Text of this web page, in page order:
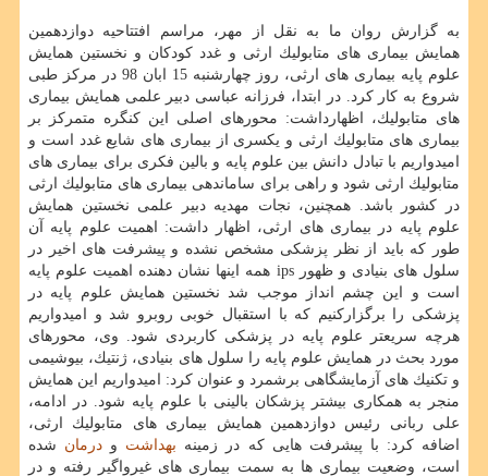
به گزارش روان ما به نقل از مهر، مراسم افتتاحیه دوازدهمین
همایش بیماری های متابولیك ارثی و غدد كودكان و نخستین همایش
علوم پایه بیماری های ارثی، روز چهارشنبه 15 ابان 98 در مركز طبی
شروع به كار كرد. در ابتدا، فرزانه عباسی دبیر علمی همایش بیماری
های متابولیك، اظهارداشت: محورهای اصلی این كنگره متمركز بر
بیماری های متابولیك ارثی و یكسری از بیماری های شایع غدد است و
امیدواریم با تبادل دانش بین علوم پایه و بالین فكری برای بیماری های
متابولیك ارثی شود و راهی برای ساماندهی بیماری های متابولیك ارثی
در كشور باشد. همچنین، نجات مهدیه دبیر علمی نخستین همایش
علوم پایه در بیماری های ارثی، اظهار داشت: اهمیت علوم پایه آن
طور كه باید از نظر پزشكی مشخص نشده و پیشرفت های اخیر در
سلول های بنیادی و ظهور ips همه اینها نشان دهنده اهمیت علوم پایه
است و این چشم انداز موجب شد نخستین همایش علوم پایه در
پزشكی را برگزاركنیم كه با استقبال خوبی روبرو شد و امیدواریم
هرچه سریعتر علوم پایه در پزشكی كاربردی شود. وی، محورهای
مورد بحث در همایش علوم پایه را سلول های بنیادی، ژنتیك، بیوشیمی
و تكنیك های آزمایشگاهی برشمرد و عنوان كرد: امیدواریم این همایش
منجر به همكاری بیشتر پزشكان بالینی با علوم پایه شود. در ادامه،
علی ربانی رئیس دوازدهمین همایش بیماری های متابولیك ارثی،
اضافه كرد: با پیشرفت هایی كه در زمینه بهداشت و درمان شده
است، وضعیت بیماری ها به سمت بیماری های غیرواگیر رفته و در